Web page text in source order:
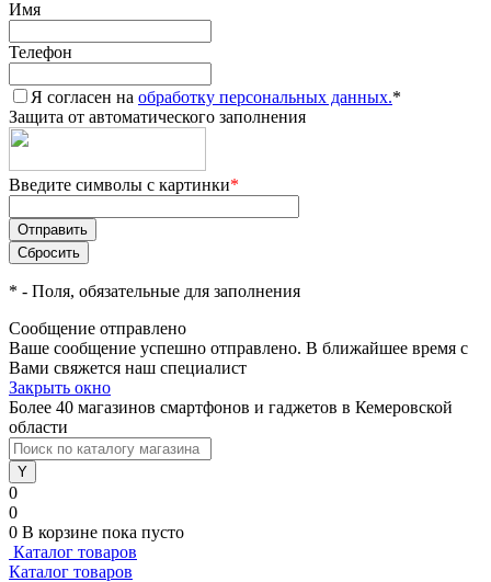
Имя
Телефон
Я согласен на обработку персональных данных.*
Защита от автоматического заполнения
Введите символы с картинки*
* - Поля, обязательные для заполнения
Сообщение отправлено
Ваше сообщение успешно отправлено. В ближайшее время с
Вами свяжется наш специалист
Закрыть окно
Более 40 магазинов смартфонов и гаджетов в Кемеровской
области
0
0
0 В корзине пока пусто
Каталог товаров
Каталог товаров